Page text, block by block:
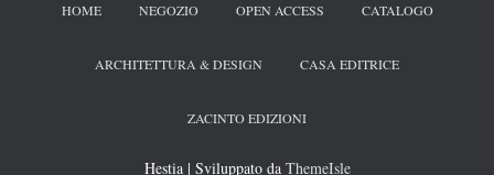
HOME NEGOZIO OPEN ACCESS CATALOGO
ARCHITETTURA & DESIGN CASA EDITRICE
ZACINTO EDIZIONI
Hestia | Sviluppato da ThemeIsle